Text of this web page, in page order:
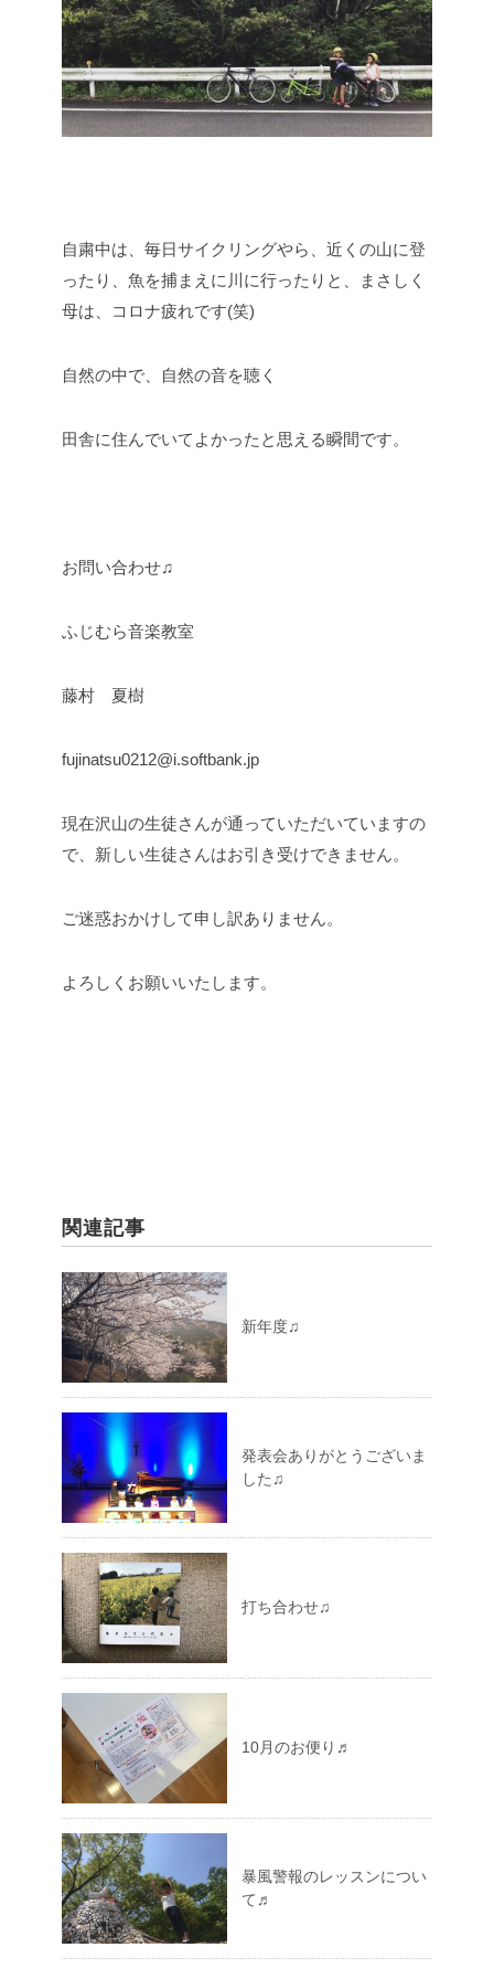
自粛中は、毎日サイクリングやら、近くの山に登
ったり、魚を捕まえに川に行ったりと、まさしく
母は、コロナ疲れです(笑)
自然の中で、自然の音を聴く
田舎に住んでいてよかったと思える瞬間です。
お問い合わせ♫
ふじむら音楽教室
藤村 夏樹
fujinatsu0212@i.softbank.jp
現在沢山の生徒さんが通っていただいていますの
で、新しい生徒さんはお引き受けできません。
ご迷惑おかけして申し訳ありません。
よろしくお願いいたします。
関連記事
新年度♫
発表会ありがとうございま
した♫
打ち合わせ♫
10月のお便り♬
暴風警報のレッスンについ
て♬